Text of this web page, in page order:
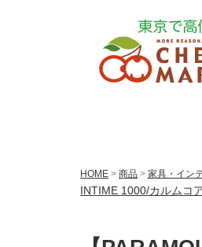
HOME > 商品 > 家具・イン
INTIME 1000/カルムコ